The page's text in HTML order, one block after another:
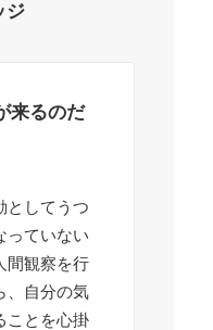
ジ
来るのだ
としてうつ
っていない
間観察を行
、自分の気
ことを心掛